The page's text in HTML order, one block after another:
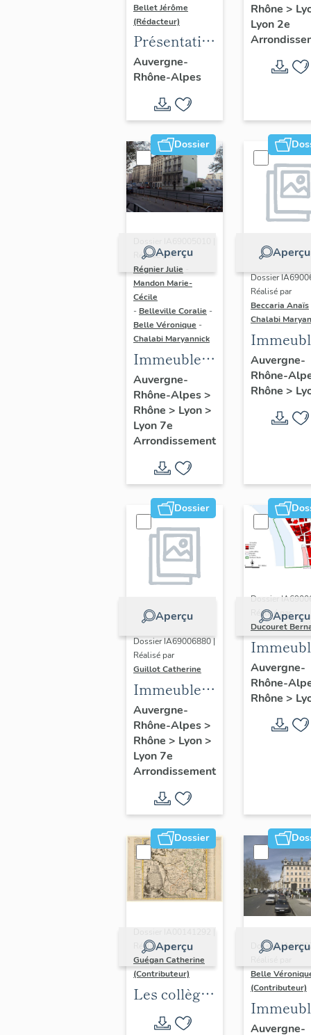
Bellet Jérôme
(Rédacteur)
Présentation
de
l'opération
d'inventaire
du vitrail
ancien de
Rhône-
Alpes
(corpus
vitrearum)
Auvergne-
Rhône-Alpes
Rhône >
Lyon 2e
Dossier
Aperçu
Réalisé par
Régnier Julie
Mandon Marie-
Cécile
- Belleville Coralie -
Belle Véronique -
Chalabi Maryannick
Immeubles
du secteur
d'étude La
Guillotière
Auvergne-
Rhône-Alpes>
Rhône > Lyon>
Lyon 7e
Arrondissement
Aperçu
Dossier
Réalisé par
Beccaria Anaïs
Chalabi
des
Trente
rive
Auvergne-
Rhône-
Rhône >
Dossier
Aperçu
Dossier IA69006880 |
Réalisé par
Guillot Catherine
Immeubles,
maisons
Auvergne-
Rhône-Alpes>
Rhône > Lyon>
Lyon 7e
Arrondissement
Aperçu
Dossier
Réalisé par
Ducouret
du
Saint-
Auvergne-
Rhône-
Rhône >
Dossier
Aperçu
Réalisé par
Guégan Catherine
(Contributeur)
Les collèges
jésuites
Aperçu
Dossier
Belle
(Contributeur)
du
Auvergne-